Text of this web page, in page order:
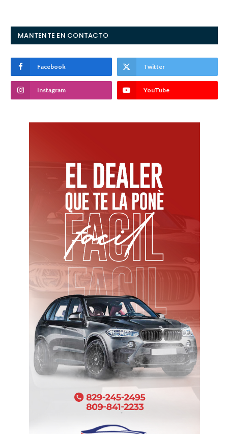
MANTENTE EN CONTACTO
Facebook Twitter
Instagram YouTube